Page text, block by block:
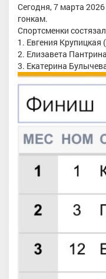
Сегодня, 7 марта
гонкам.
Спортсменки
1. Евгения Крупицкая
2. Елизавета
3. Екатерина
Татарстан, Казань